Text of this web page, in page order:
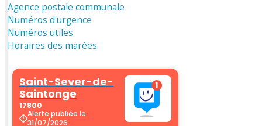
Agence postale communale
Numéros d'urgence
Numéros utiles
Horaires des marées